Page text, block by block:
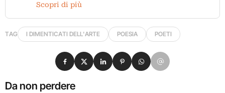
Scopri di più
TAG I DIMENTICATI DELL'ARTE POESIA POETI
Da non perdere
Condividi su Facebook
Condividi su X
Condividi su LinkedIn
Condividi su Pinterest
Condividi su WhatsApp
Condividi su Email